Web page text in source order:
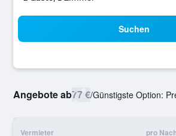
Suchen
Angebote ab77 €/Günstigste Option:
Vermieter pro